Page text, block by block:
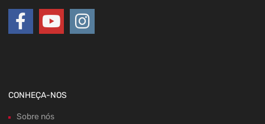
CONHEÇA-NOS
Sobre nós